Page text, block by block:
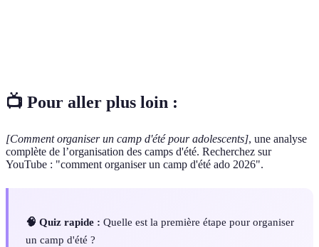
📺 Pour aller plus loin :
[Comment organiser un camp d'été pour adolescents], une analyse
complète de l’organisation des camps d'été. Recherchez sur
YouTube : "comment organiser un camp d'été ado 2026".
🧠 Quiz rapide : Quelle est la première étape pour organiser
un camp d'été ?